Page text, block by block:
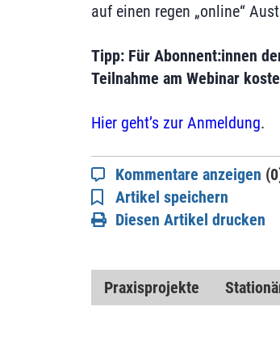
auf einen regen „online“
Tipp: Für Abonnent:innen
Teilnahme am Webinar
Hier geht’s zur Anmeldung.
Kommentare anzeigen
Artikel speichern
Diesen Artikel drucken
Praxisprojekte